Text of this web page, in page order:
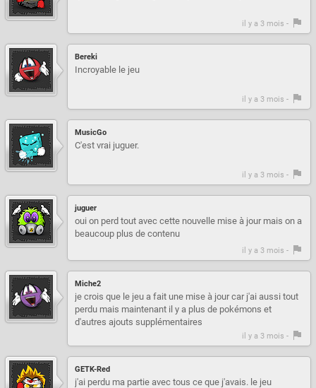
il y a 3 mois -
Bereki
Incroyable le jeu
il y a 3 mois -
MusicGo
C'est vrai juguer.
il y a 3 mois -
juguer
oui on perd tout avec cette nouvelle mise à jour mais on a
beaucoup plus de contenu
il y a 3 mois -
Miche2
je crois que le jeu a fait une mise à jour car j'ai aussi tout
perdu mais maintenant il y a plus de pokémons et
d'autres ajouts supplémentaires
il y a 3 mois -
GETK-Red
j'ai perdu ma partie avec tous ce que j'avais. le jeu